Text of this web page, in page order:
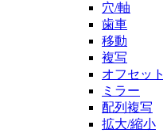
穴/軸
歯車
移動
複写
オフセット
ミラー
配列複写
拡大/縮小